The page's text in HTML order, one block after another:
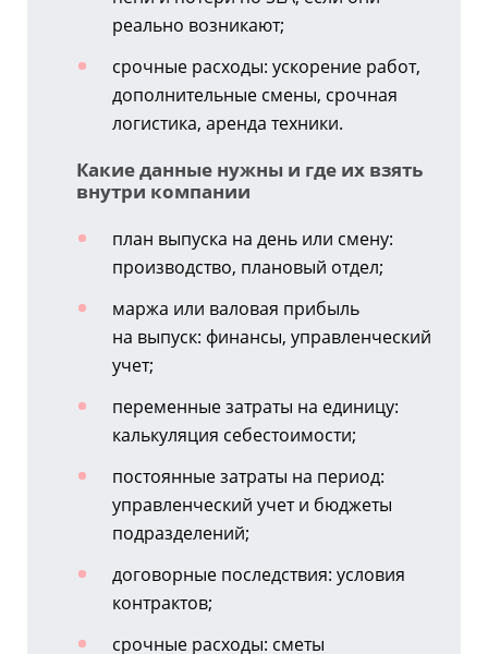
реально возникают;
срочные расходы: ускорение работ,
дополнительные смены, срочная
логистика, аренда техники.
Какие данные нужны и где их взять
внутри компании
план выпуска на день или смену:
производство, плановый отдел;
маржа или валовая прибыль
на выпуск: финансы, управленческий
учет;
переменные затраты на единицу:
калькуляция себестоимости;
постоянные затраты на период:
управленческий учет и бюджеты
подразделений;
договорные последствия: условия
контрактов;
срочные расходы: сметы